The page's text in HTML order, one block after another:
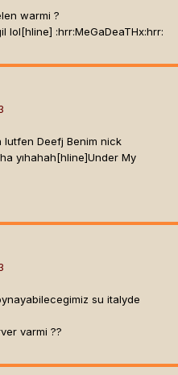
warmi ?
lol[hline] :hrr:MeGaDeaTHx:hrr:
Deefj Benim nick
yıhahah[hline]Under My
su italyde
varmi ??